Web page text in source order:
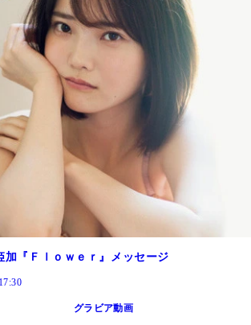
加『Ｆｌｏｗｅｒ』メッセージ
グラビア動画